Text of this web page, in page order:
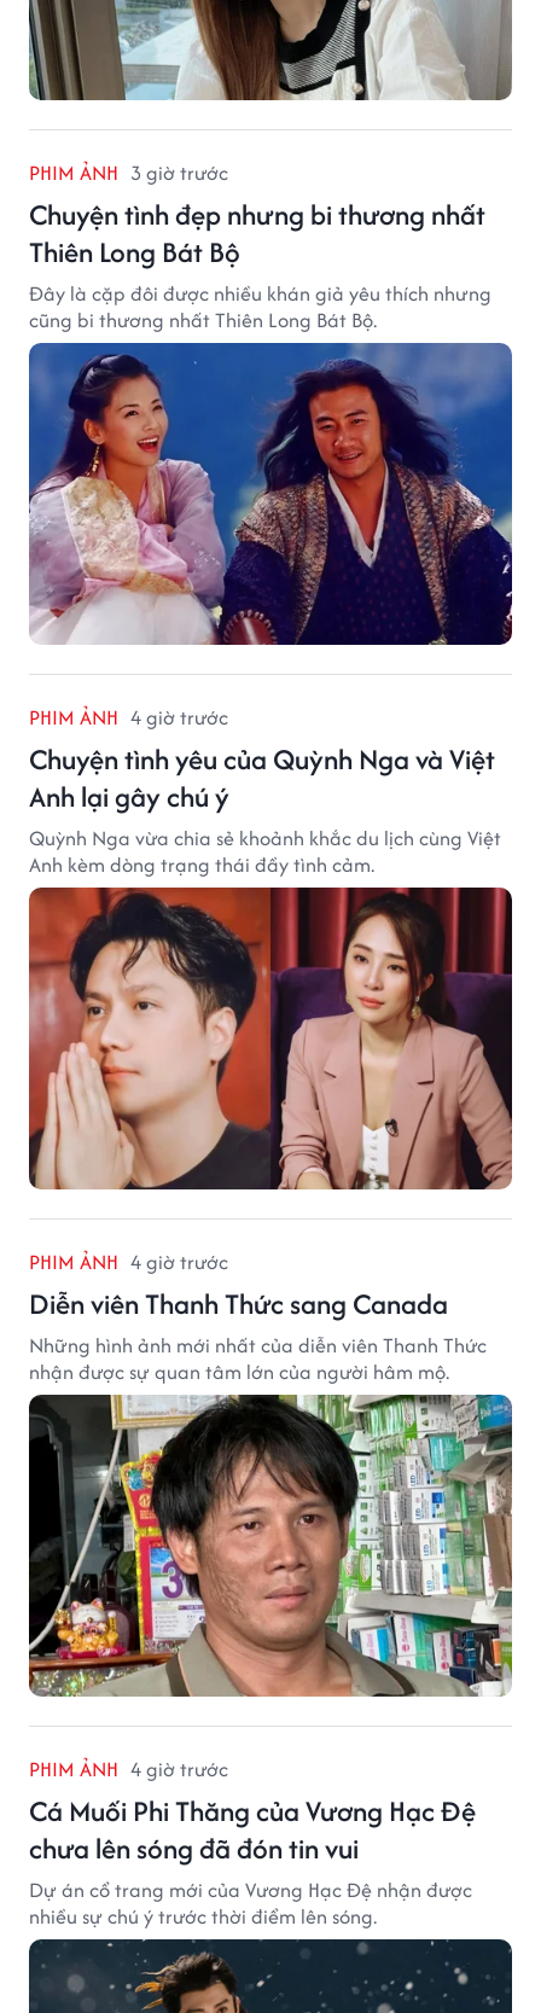
PHIM ẢNH 3 giờ trước
Chuyện tình đẹp nhưng bi thương nhất
Thiên Long Bát Bộ
Đây là cặp đôi được nhiều khán giả yêu thích nhưng
cũng bi thương nhất Thiên Long Bát Bộ.
PHIM ẢNH 4 giờ trước
Chuyện tình yêu của Quỳnh Nga và Việt
Anh lại gây chú ý
Quỳnh Nga vừa chia sẻ khoảnh khắc du lịch cùng Việt
Anh kèm dòng trạng thái đầy tình cảm.
PHIM ẢNH 4 giờ trước
Diễn viên Thanh Thức sang Canada
Những hình ảnh mới nhất của diễn viên Thanh Thức
nhận được sự quan tâm lớn của người hâm mộ.
PHIM ẢNH 4 giờ trước
Cá Muối Phi Thăng của Vương Hạc Đệ
chưa lên sóng đã đón tin vui
Dự án cổ trang mới của Vương Hạc Đệ nhận được
nhiều sự chú ý trước thời điểm lên sóng.